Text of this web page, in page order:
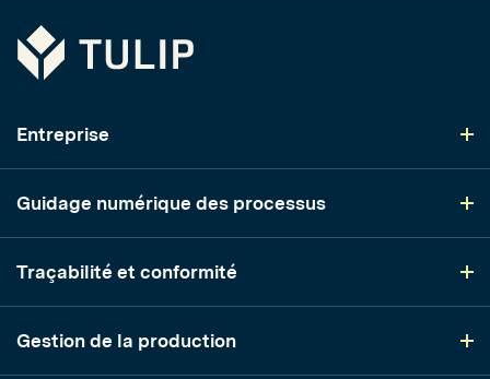
Tulip
Entreprise
Guidage numérique des processus
Traçabilité et conformité
Gestion de la production